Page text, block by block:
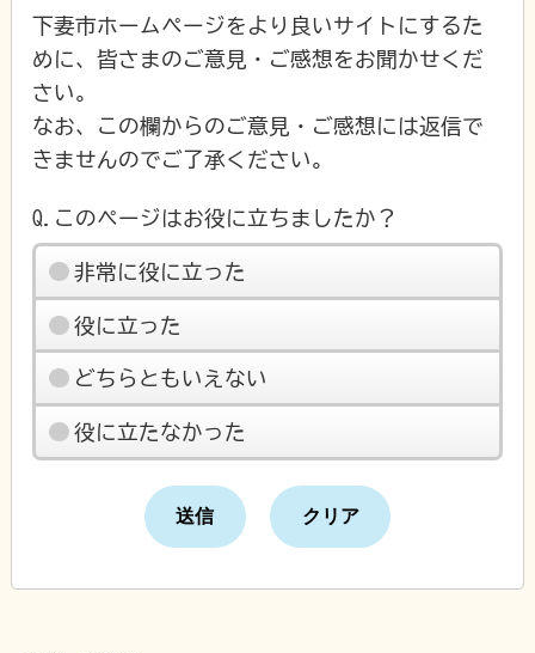
下妻市ホームページをより良いサイトにするた
めに、皆さまのご意見・ご感想をお聞かせくだ
さい。
なお、この欄からのご意見・ご感想には返信で
きませんのでご了承ください。
Q.このページはお役に立ちましたか？
非常に役に立った
役に立った
どちらともいえない
役に立たなかった